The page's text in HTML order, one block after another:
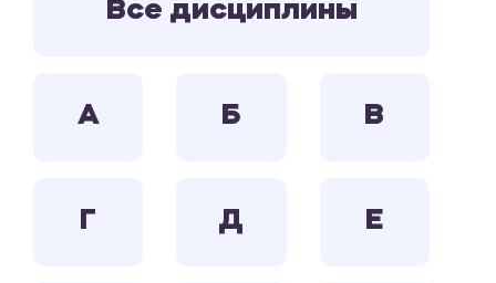
Все дисциплины
А Б В
Г Д Е